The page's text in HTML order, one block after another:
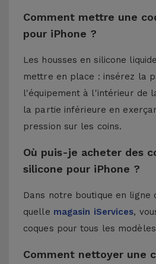
Comment mettre une
pour iPhone ?
Les housses en silicone
mettre en place : insérez la
l'équipement à l'intérieur de
la partie inférieure en
pression sur les coins.
Où puis-je acheter des
silicone pour iPhone ?
Dans notre boutique en ligne
quelle magasin iServices,
coques pour tous les
Comment nettoyer une